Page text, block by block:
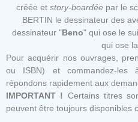
créée et story-boardée par le
BERTIN le dessinateur des
dessinateur "Beno" qui ose le
qui ose
Pour acquérir nos ouvrages,
ou ISBN) et commandez-les
répondons rapidement aux
IMPORTANT ! Certains titres
peuvent être toujours disponibles